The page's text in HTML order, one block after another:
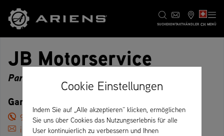
SUCHEKONTAKTHÄNDLER CH MENÜ
JB Motorservice
Partner
Gartnerivej 13, 7500 Holstebro – Dänemark
97421066
info@jbmotor.dk
Cookie Einstellungen
Indem Sie auf „Alle akzeptieren“ klicken, ermöglichen
Sie uns über Cookies das Nutzungserlebnis für alle
User kontinuierlich zu verbessern und Ihnen